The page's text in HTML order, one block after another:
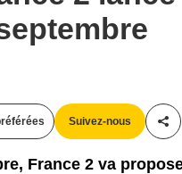
Suivez-nous
France 2 va